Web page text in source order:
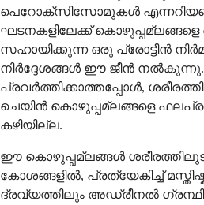
പെറോക്സിസോമുകൾ
ഘടനകളിലേക്ക്
സഹായിക്കുന്ന ഒരു പ്രോട്ടീൻ
നിർദ്ദേശങ്ങൾ ഈ ജീൻ
പ്രവർത്തിക്കാത്തപ്പോൾ,
ചെയിൻ കൊഴുപ്പമ്ലങ്ങളെ
കഴിയില്ല.
ഈ കൊഴുപ്പമ്ലങ്ങൾ
കോശങ്ങളിൽ, പ്രത്യേകിച്ച്
ദ്രവ്യത്തിലും അഡ്രീനൽ